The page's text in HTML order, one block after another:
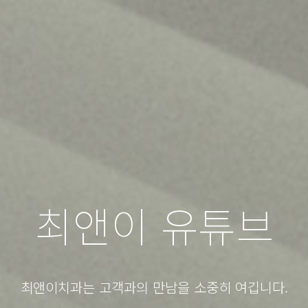
최앤이 유튜브
최앤이치과는 고객과의 만남을 소중히 여깁니다.